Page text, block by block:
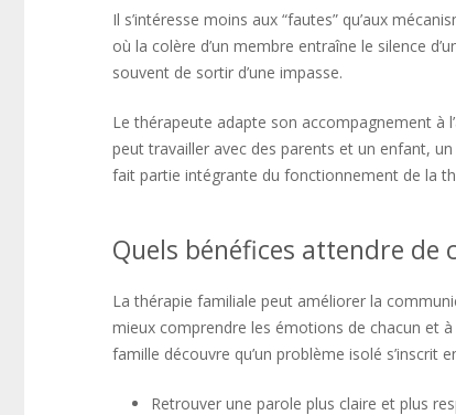
Il s’intéresse moins aux “fautes” qu’aux
où la colère d’un membre entraîne le silence
souvent de sortir d’une impasse.
Le thérapeute adapte son accompagnement à
peut travailler avec des parents et un enfant,
fait partie intégrante du fonctionnement de la
Quels bénéfices attendre de
La thérapie familiale peut améliorer la
mieux comprendre les émotions de chacun et
famille découvre qu’un problème isolé s’inscrit
Retrouver une parole plus claire et plus